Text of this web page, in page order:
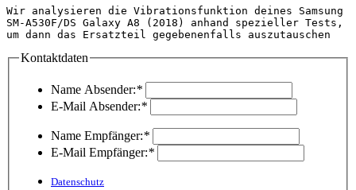
Wir analysieren die Vibrationsfunktion deines Samsung
SM-A530F/DS Galaxy A8 (2018) anhand spezieller Tests,
Kontaktdaten
Name Absender:*
E-Mail Absender:*
Name Empfänger:*
E-Mail Empfänger:*
Datenschutz